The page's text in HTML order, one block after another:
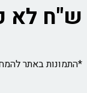
ש"ח לא
*התמונות באתר